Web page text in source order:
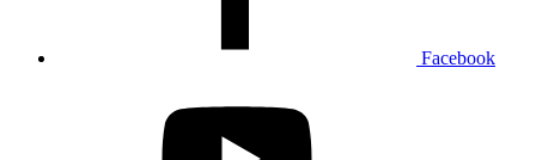
Facebook